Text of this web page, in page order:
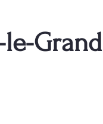
le-Grand